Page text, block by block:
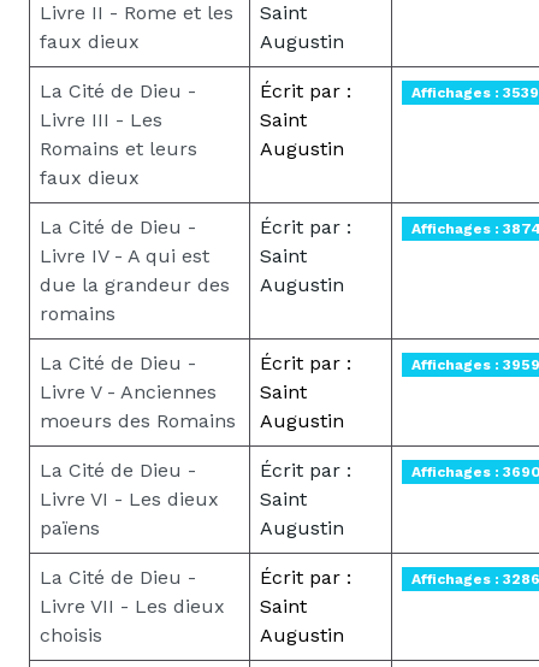
Livre II - Rome et les
faux dieux
Saint
Augustin
La Cité de Dieu -
Livre III - Les
Romains et leurs
faux dieux
Écrit par :
Saint
Augustin
Affichages : 3539
La Cité de Dieu -
Livre IV - A qui est
due la grandeur des
romains
Écrit par :
Saint
Augustin
Affichages :
La Cité de Dieu -
Livre V - Anciennes
moeurs des Romains
Écrit par :
Saint
Augustin
Affichages : 3959
La Cité de Dieu -
Livre VI - Les dieux
païens
Écrit par :
Saint
Augustin
Affichages :
La Cité de Dieu -
Livre VII - Les dieux
choisis
Écrit par :
Saint
Augustin
Affichages : 3286